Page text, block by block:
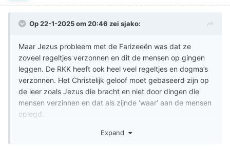
Op 22-1-2025 om 20:46 zei sjako:
Maar Jezus probleem met de Farizeeën was dat ze
zoveel regeltjes verzonnen en dit de mensen op gingen
leggen. De RKK heeft ook heel veel regeltjes en dogma’s
verzonnen. Het Christelijk geloof moet gebaseerd zijn op
de leer zoals Jezus die bracht en niet door dingen die
mensen verzinnen en dat als zijnde ‘waar’ aan de mensen
oplegd.
Ik heb toch echt een ander geloof dan mijn ouders, dus is
Expand